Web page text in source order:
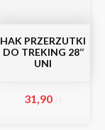
HAK PRZERZUTKI
DO TREKING 28‘‘
UNI
31,90